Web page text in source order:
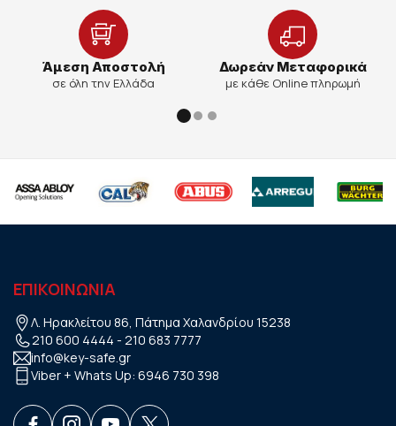
Άμεση Αποστολή
σε όλη την Ελλάδα
Δωρεάν Μεταφορικά
με κάθε Online πληρωμή
ΕΠΙΚΟΙΝΩΝΙΑ
Λ. Ηρακλείτου 86, Πάτημα Χαλανδρίου 15238
210 600 4444 - 210 683 7777
info@key-safe.gr
Viber + Whats Up: 6946 730 398